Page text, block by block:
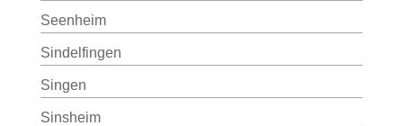
Seenheim
Sindelfingen
Singen
Sinsheim